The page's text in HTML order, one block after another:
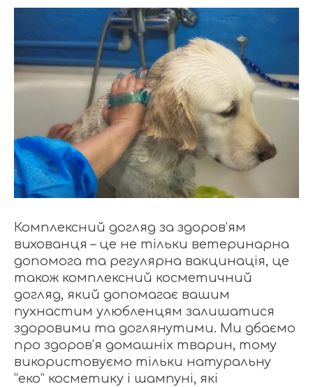
Комплексний догляд за здоров’ям
вихованця – це не тільки ветеринарна
допомога та регулярна вакцинація, це
також комплексний косметичний
догляд, який допомагає вашим
пухнастим улюбленцям залишатися
здоровими та доглянутими. Ми дбаємо
про здоров’я домашніх тварин, тому
використовуємо тільки натуральну
“еко” косметику і шампуні, які